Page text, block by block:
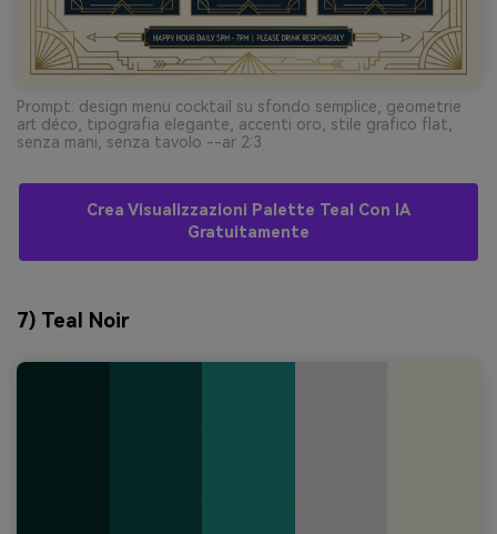
Prompt: design menu cocktail su sfondo semplice, geometrie
art déco, tipografia elegante, accenti oro, stile grafico flat,
senza mani, senza tavolo --ar 2:3
Crea Visualizzazioni Palette Teal Con IA
Gratuitamente
7) Teal Noir